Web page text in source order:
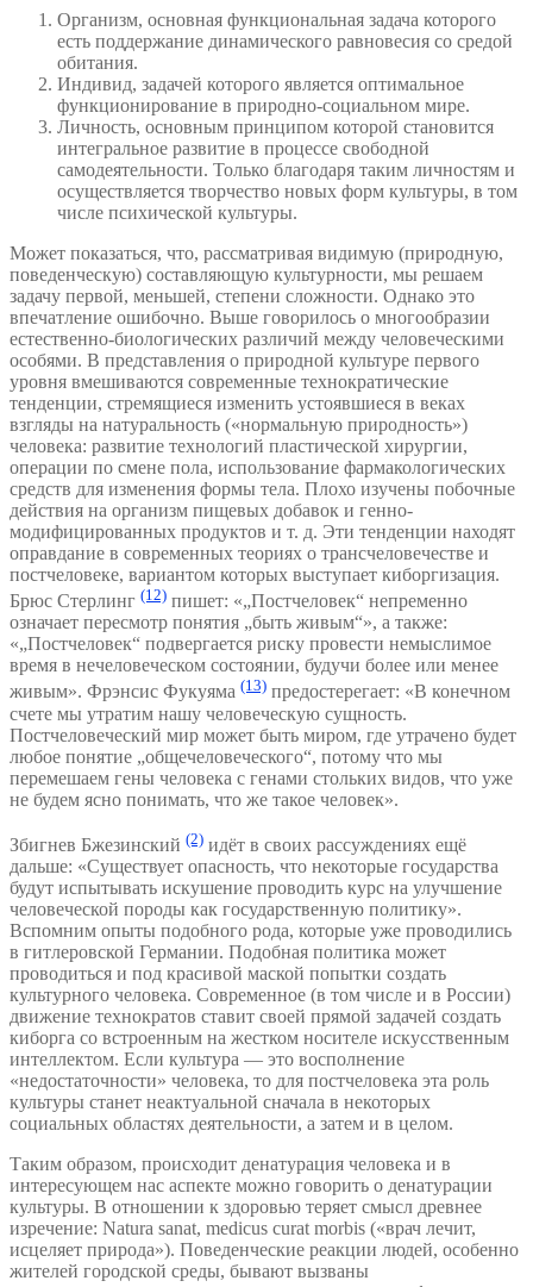
Организм, основная функциональная задача которого
есть поддержание динамического равновесия со средой
обитания.
Индивид, задачей которого является оптимальное
функционирование в природно-социальном мире.
Личность, основным принципом которой становится
интегральное развитие в процессе свободной
самодеятельности. Только благодаря таким личностям и
осуществляется творчество новых форм культуры, в том
числе психической культуры.
Может показаться, что, рассматривая видимую (природную,
поведенческую) составляющую культурности, мы решаем
задачу первой, меньшей, степени сложности. Однако это
впечатление ошибочно. Выше говорилось о многообразии
естественно-биологических различий между человеческими
особями. В представления о природной культуре первого
уровня вмешиваются современные технократические
тенденции, стремящиеся изменить устоявшиеся в веках
взгляды на натуральность («нормальную природность»)
человека: развитие технологий пластической хирургии,
операции по смене пола, использование фармакологических
средств для изменения формы тела. Плохо изучены побочные
действия на организм пищевых добавок и генно-
модифицированных продуктов и т. д. Эти тенденции находят
оправдание в современных теориях о трансчеловечестве и
постчеловеке, вариантом которых выступает киборгизация.
Брюс Стерлинг (12) пишет: «„Постчеловек“ непременно
означает пересмотр понятия „быть живым“», а также:
«„Постчеловек“ подвергается риску провести немыслимое
время в нечеловеческом состоянии, будучи более или менее
живым». Фрэнсис Фукуяма (13) предостерегает: «В конечном
счете мы утратим нашу человеческую сущность.
Постчеловеческий мир может быть миром, где утрачено будет
любое понятие „общечеловеческого“, потому что мы
перемешаем гены человека с генами стольких видов, что уже
не будем ясно понимать, что же такое человек».
Збигнев Бжезинский (2) идёт в своих рассуждениях ещё
дальше: «Существует опасность, что некоторые государства
будут испытывать искушение проводить курс на улучшение
человеческой породы как государственную политику».
Вспомним опыты подобного рода, которые уже проводились
в гитлеровской Германии. Подобная политика может
проводиться и под красивой маской попытки создать
культурного человека. Современное (в том числе и в России)
движение технократов ставит своей прямой задачей создать
киборга со встроенным на жестком носителе искусственным
интеллектом. Если культура — это восполнение
«недостаточности» человека, то для постчеловека эта роль
культуры станет неактуальной сначала в некоторых
социальных областях деятельности, а затем и в целом.
Таким образом, происходит денатурация человека и в
интересующем нас аспекте можно говорить о денатурации
культуры. В отношении к здоровью теряет смысл древнее
изречение: Natura sanat, medicus curat morbis («врач лечит,
исцеляет природа»). Поведенческие реакции людей, особенно
жителей городской среды, бывают вызваны